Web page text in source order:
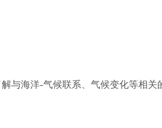
解与海洋-气候联系、气候变化等相关